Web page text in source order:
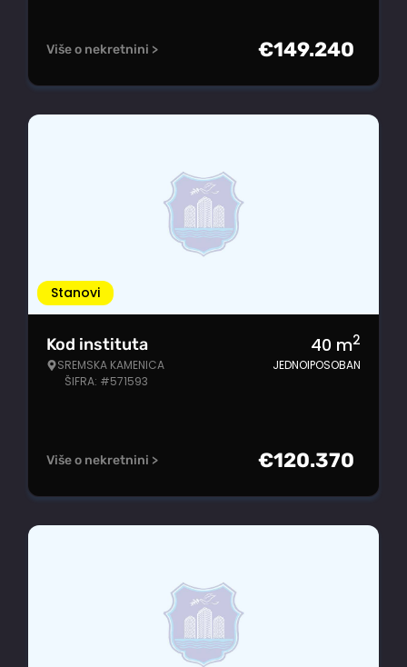
Više o nekretnini > €149.240
Stanovi
Kod instituta
SREMSKA KAMENICA
ŠIFRA: #571593
40 m2
JEDNOIPOSOBAN
Više o nekretnini > €120.370